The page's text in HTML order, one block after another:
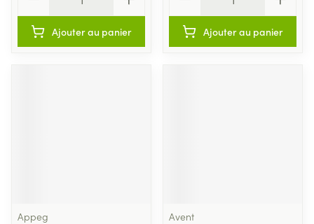
Ajouter au panier Ajouter au panier
Appeg
Avent